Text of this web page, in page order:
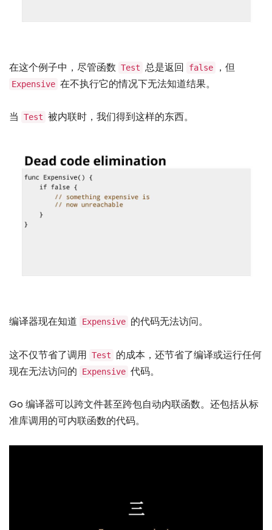
在这个例子中，尽管函数 Test 总是返回 false ，但
Expensive 在不执行它的情况下无法知道结果。
当 Test 被内联时，我们得到这样的东西。
编译器现在知道 Expensive 的代码无法访问。
这不仅节省了调用 Test
的成本，还节省了编译或运行任何
现在无法访问的
Expensive 代码。
Go 编译器可以跨文件甚至跨包自动内联函数。还包括从标
准库调用的可内联函数的代码。